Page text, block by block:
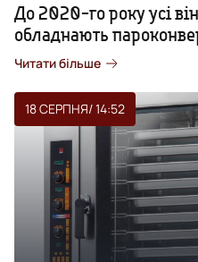
До 2020-го року усі
обладнають
Читати більше
18 СЕРПНЯ/ 14:52